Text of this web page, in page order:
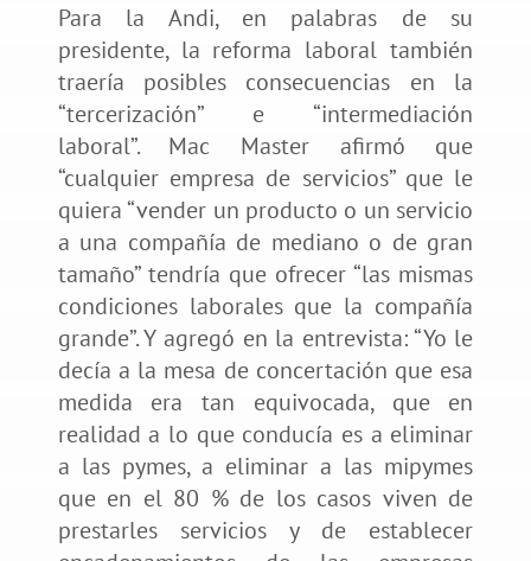
Para la Andi, en palabras de su
presidente, la reforma laboral también
traería posibles consecuencias en la
“tercerización” e “intermediación
laboral”. Mac Master afirmó que
“cualquier empresa de servicios” que le
quiera “vender un producto o un servicio
a una compañía de mediano o de gran
tamaño” tendría que ofrecer “las mismas
condiciones laborales que la compañía
grande”. Y agregó en la entrevista: “Yo le
decía a la mesa de concertación que esa
medida era tan equivocada, que en
realidad a lo que conducía es a eliminar
a las pymes, a eliminar a las mipymes
que en el 80 % de los casos viven de
prestarles servicios y de establecer